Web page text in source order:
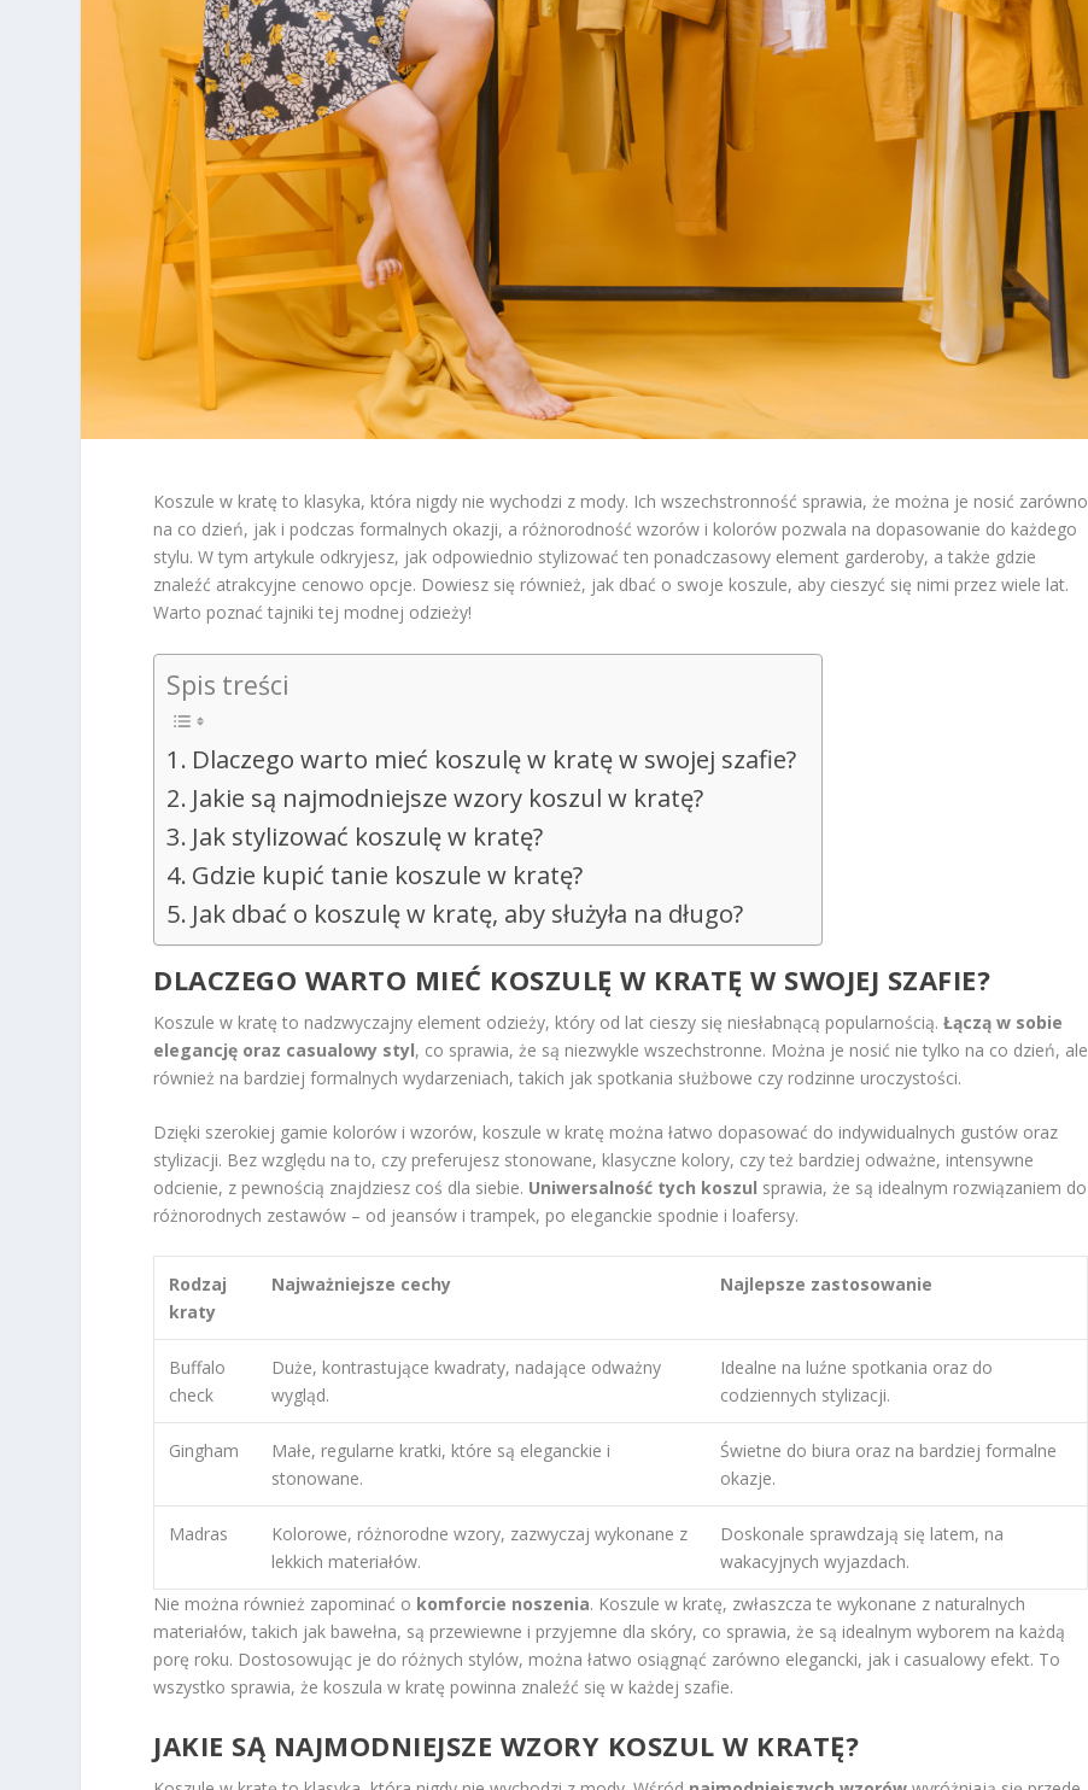
Koszule w kratę to klasyka, która nigdy nie wychodzi z mody. Ich wszechstronność sprawia, że można je nosić zarówno
na co dzień, jak i podczas formalnych okazji, a różnorodność wzorów i kolorów pozwala na dopasowanie do każdego
stylu. W tym artykule odkryjesz, jak odpowiednio stylizować ten ponadczasowy element garderoby, a także gdzie
znaleźć atrakcyjne cenowo opcje. Dowiesz się również, jak dbać o swoje koszule, aby cieszyć się nimi przez wiele lat.
Warto poznać tajniki tej modnej odzieży!
Spis treści
Dlaczego warto mieć koszulę w kratę w swojej szafie?
Jakie są najmodniejsze wzory koszul w kratę?
Jak stylizować koszulę w kratę?
Gdzie kupić tanie koszule w kratę?
Jak dbać o koszulę w kratę, aby służyła na długo?
DLACZEGO WARTO MIEĆ KOSZULĘ W KRATĘ W SWOJEJ SZAFIE?
Koszule w kratę to nadzwyczajny element odzieży, który od lat cieszy się niesłabnącą popularnością.Łączą w sobie
elegancję oraz casualowy styl, co sprawia, że są niezwykle wszechstronne. Można je nosić nie tylko na co dzień, ale
również na bardziej formalnych wydarzeniach, takich jak spotkania służbowe czy rodzinne uroczystości.
Dzięki szerokiej gamie kolorów i wzorów, koszule w kratę można łatwo dopasować do indywidualnych gustów oraz
stylizacji. Bez względu na to, czy preferujesz stonowane, klasyczne kolory, czy też bardziej odważne, intensywne
odcienie, z pewnością znajdziesz coś dla siebie. Uniwersalność tych koszul sprawia, że są idealnym rozwiązaniem do
różnorodnych zestawów – od jeansów i trampek, po eleganckie spodnie i loafersy.
Rodzaj
kraty
Najważniejsze cechy Najlepsze zastosowanie
Buffalo
check
Duże, kontrastujące kwadraty, nadające odważny
wygląd.
Idealne na luźne spotkania oraz do
codziennych stylizacji.
Gingham
Małe, regularne kratki, które są eleganckie i
stonowane.
Świetne do biura oraz na bardziej formalne
okazje.
Madras
Kolorowe, różnorodne wzory, zazwyczaj wykonane z
lekkich materiałów.
Doskonale sprawdzają się latem, na
wakacyjnych wyjazdach.
Nie można również zapominać o komforcie noszenia. Koszule w kratę, zwłaszcza te wykonane z naturalnych
materiałów, takich jak bawełna, są przewiewne i przyjemne dla skóry, co sprawia, że są idealnym wyborem na każdą
porę roku. Dostosowując je do różnych stylów, można łatwo osiągnąć zarówno elegancki, jak i casualowy efekt. To
wszystko sprawia, że koszula w kratę powinna znaleźć się w każdej szafie.
JAKIE SĄ NAJMODNIEJSZE WZORY KOSZUL W KRATĘ?